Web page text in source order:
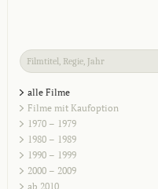
alle Filme
Filme mit Kaufoption
1970 – 1979
1980 – 1989
1990 – 1999
2000 – 2009
ab 2010